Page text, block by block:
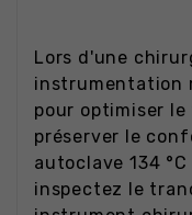
Lors d'une
instrumentation
pour optimiser
préserver le
autoclave 134
inspectez le